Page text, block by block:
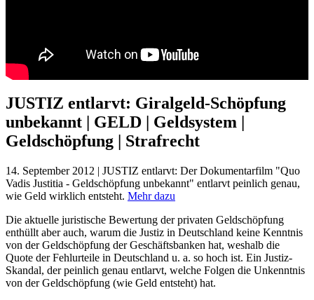
JUSTIZ entlarvt: Giralgeld-Schöpfung
unbekannt | GELD | Geldsystem |
Geldschöpfung | Strafrecht
14. September 2012 | JUSTIZ entlarvt: Der Dokumentarfilm "Quo
Vadis Justitia - Geldschöpfung unbekannt" entlarvt peinlich genau,
wie Geld wirklich entsteht. Mehr dazu
Die aktuelle juristische Bewertung der privaten Geldschöpfung
enthüllt aber auch, warum die Justiz in Deutschland keine Kenntnis
von der Geldschöpfung der Geschäftsbanken hat, weshalb die
Quote der Fehlurteile in Deutschland u. a. so hoch ist. Ein Justiz-
Skandal, der peinlich genau entlarvt, welche Folgen die Unkenntnis
von der Geldschöpfung (wie Geld entsteht) hat.